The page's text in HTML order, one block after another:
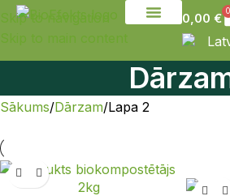
Skip to navigation
Skip to main content
0,00 €
0
Sākums Dārzam Lapa 2